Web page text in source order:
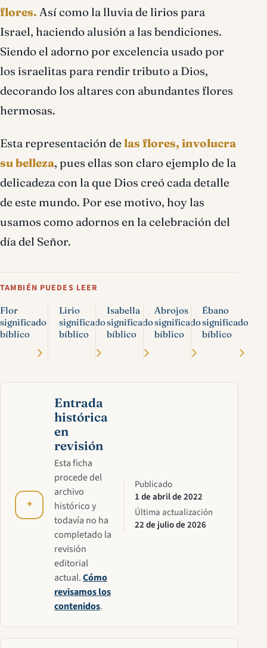
flores. Así como la lluvia de lirios para
Israel, haciendo alusión a las bendiciones.
Siendo el adorno por excelencia usado por
los israelitas para rendir tributo a Dios,
decorando los altares con abundantes flores
hermosas.
Esta representación de las flores, involucra
su belleza, pues ellas son claro ejemplo de la
delicadeza con la que Dios creó cada detalle
de este mundo. Por ese motivo, hoy las
usamos como adornos en la celebración del
día del Señor.
TAMBIÉN PUEDES LEER
Flor
significado
bíblico
Lirio
significado
bíblico
Isabella
significado
bíblico
Abrojos
significado
bíblico
Ébano
significado
bíblico
✦
Entrada
histórica
en
revisión
Esta ficha
procede del
archivo
histórico y
todavía no ha
completado la
revisión
editorial
actual.Cómo
revisamos los
contenidos.
Publicado
1 de abril de 2022
Última actualización
22 de julio de 2026